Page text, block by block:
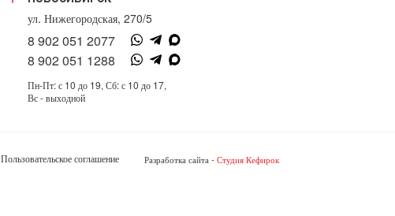
ул. Нижегородская, 270/5
8 902 051 2077
8 902 051 1288
Пн-Пт: с 10 до 19, Сб: с 10 до 17,
Вс - выходной
Пользовательское соглашение
Разработка сайта - Студия Кефирок